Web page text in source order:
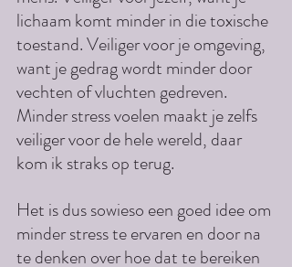
lichaam komt minder in die toxische
toestand. Veiliger voor je omgeving,
want je gedrag wordt minder door
vechten of vluchten gedreven.
Minder stress voelen maakt je zelfs
veiliger voor de hele wereld, daar
kom ik straks op terug.
Het is dus sowieso een goed idee om
minder stress te ervaren en door na
te denken over hoe dat te bereiken